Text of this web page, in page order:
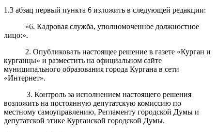
1.3 абзац первый пункта 6 изложить в следующей редакции:
«6. Кадровая служба, уполномоченное должностное
лицо:».
2.Опубликовать настоящее решение в газете «Курган и
курганцы» и разместить на официальном сайте
муниципального образования города Кургана в сети
«Интернет».
3. Контроль за исполнением настоящего решения
возложить на постоянную депутатскую комиссию по
местному самоуправлению, Регламенту городской Думы и
депутатской этике Курганской городской Думы.